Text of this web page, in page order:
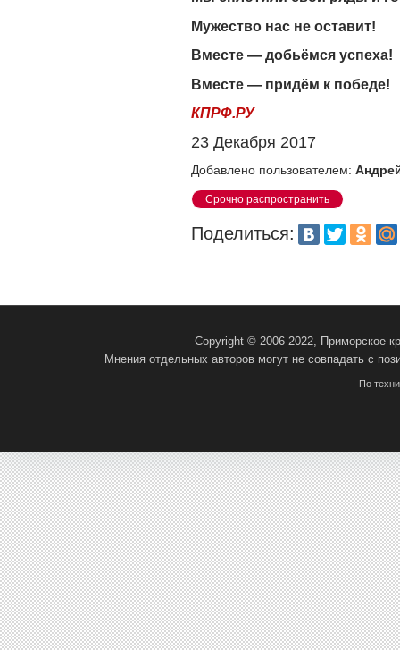
Мужество нас не оставит!
Вместе — добьёмся успеха!
Вместе — придём к победе!
КПРФ.РУ
23 Декабря 2017
Добавлено пользователем:
Срочно распространить
Поделиться:
Copyright © 2006-2022, Приморское
Мнения отдельных авторов могут не совпадать с
По